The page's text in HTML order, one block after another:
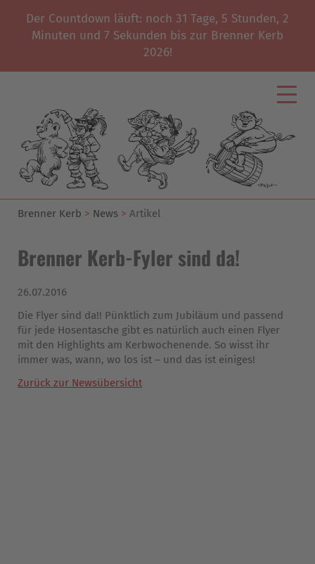
Der Countdown läuft: noch 31 Tage, 5 Stunden, 2
Minuten und 7 Sekunden bis zur Brenner Kerb
2026!
Brenner Kerb News Artikel
Brenner Kerb-Fyler sind da!
26.07.2016
Die Flyer sind da!! Pünktlich zum Jubiläum und passend
für jede Hosentasche gibt es natürlich auch einen Flyer
mit den Highlights am Kerbwochenende. So wisst ihr
immer was, wann, wo los ist – und das ist einiges!
Zurück zur Newsübersicht